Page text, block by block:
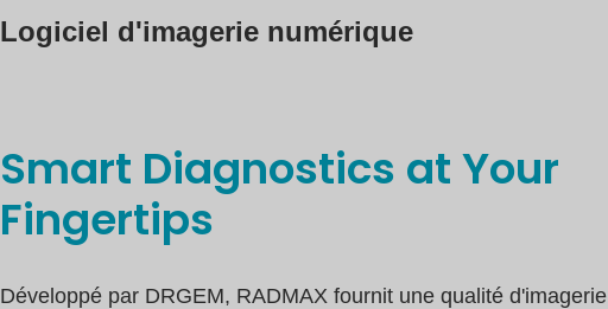
Logiciel d'imagerie numérique
Smart Diagnostics at Your
Fingertips
Développé par DRGEM, RADMAX fournit une qualité d'imagerie